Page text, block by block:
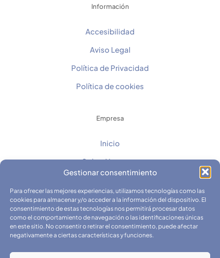
Gestionar consentimiento
Para ofrecer las mejores experiencias, utilizamos tecnologías como las
cookies para almacenar y/o acceder a la información del dispositivo. El
consentimiento de estas tecnologías nos permitirá procesar datos
como el comportamiento de navegación o las identificaciones únicas
en este sitio. No consentir o retirar el consentimiento, puede afectar
negativamente a ciertas características y funciones.
Información
Accesibilidad
Aviso Legal
Política de Privacidad
Política de cookies
Empresa
Inicio
Sobre Nosotros
Catálogos
Fichas Técnicas y Seguridad